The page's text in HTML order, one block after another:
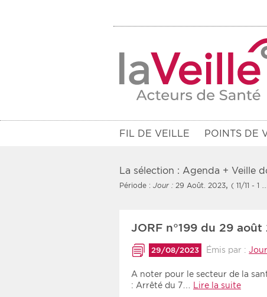
FIL DE VEILLE POINTS DE
Communiqués des 10 derniers
Recherche par mots clés
La sélection : Agenda + Veille
Période : Jour : 29 Août. 2023, ( 11/11 - 1
JORF n°199 du 29 août
29/08/2023 Émis par :
A noter pour le secteur de la
: Arrêté du 7…
Lire la suite